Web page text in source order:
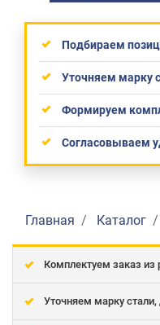
Подбираем
Уточняем марку
Формируем
Согласовываем
Главная Каталог
Комплектуем заказ из
Уточняем марку